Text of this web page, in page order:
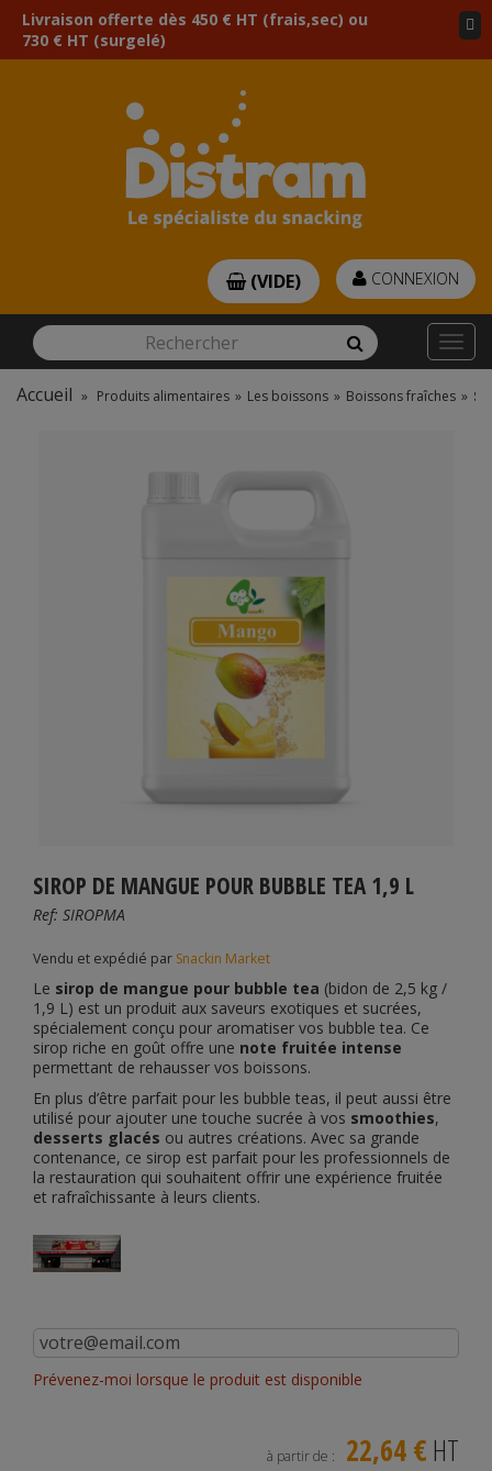
Livraison offerte dès 450 € HT (frais,sec) ou
730 € HT (surgelé)
Rechercher Rechercher
CONNEXION
(VIDE)
Accueil » Produits alimentaires » Les boissons » Boissons fraîches »
SIROP DE MANGUE POUR BUBBLE TEA 1,9 L
Ref: SIROPMA
Vendu et expédié par Snackin Market
Le sirop de mangue pour bubble tea (bidon de 2,5 kg /
1,9 L) est un produit aux saveurs exotiques et sucrées,
spécialement conçu pour aromatiser vos bubble tea. Ce
sirop riche en goût offre une note fruitée intense
permettant de rehausser vos boissons.
En plus d’être parfait pour les bubble teas, il peut aussi être
utilisé pour ajouter une touche sucrée à vos smoothies,
desserts glacés ou autres créations. Avec sa grande
contenance, ce sirop est parfait pour les professionnels de
la restauration qui souhaitent offrir une expérience fruitée
et rafraîchissante à leurs clients.
Prévenez-moi lorsque le produit est disponible
à partir de : 22,64 € HT